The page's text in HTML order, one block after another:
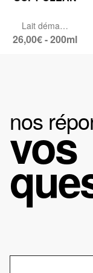
Lait démaquillant doux
26,00€ - 200ml
nos
vos